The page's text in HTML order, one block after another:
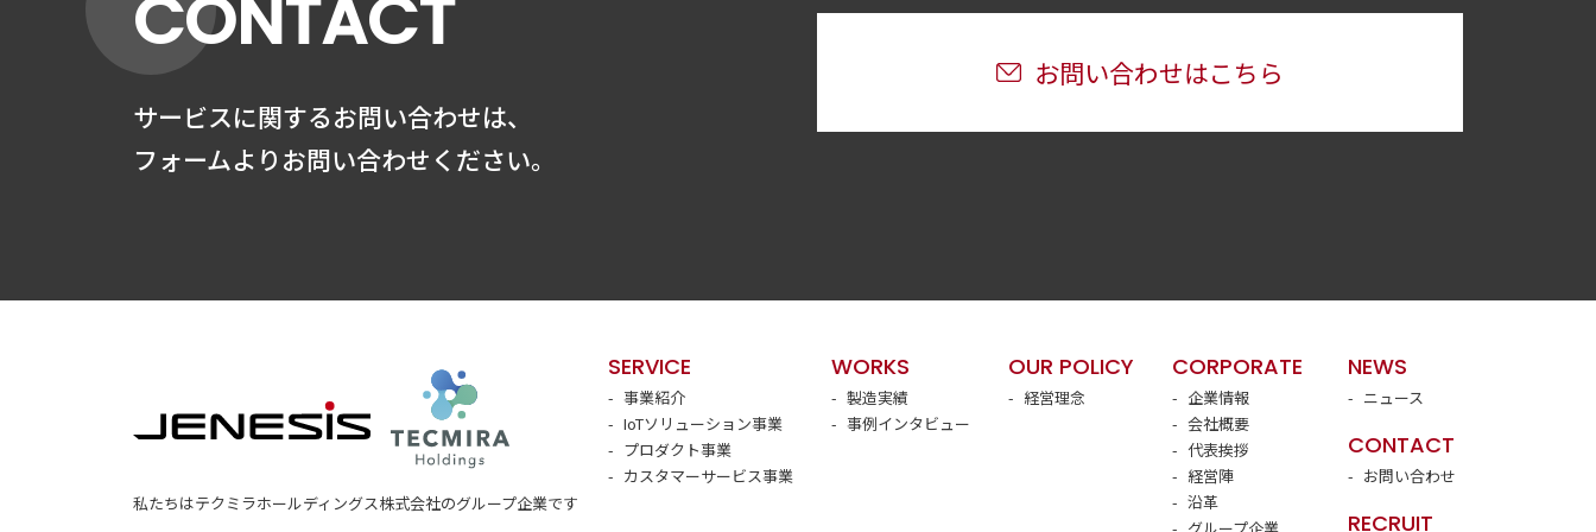
CONTACT
サービスに関するお問い合わせは、
フォームよりお問い合わせください。
お問い合わせはこちら
JENESIS株式会社
テクミラホールディングス株式会社
私たちはテクミラホールディングス株式会社のグループ企業です
SERVICE
事業紹介
IoTソリューション事業
プロダクト事業
カスタマーサービス事業
WORKS
製造実績
事例インタビュー
OUR POLICY
経営理念
CORPORATE
企業情報
会社概要
代表挨拶
経営陣
沿革
NEWS
ニュース
CONTACT
お問い合わせ
RECRUIT